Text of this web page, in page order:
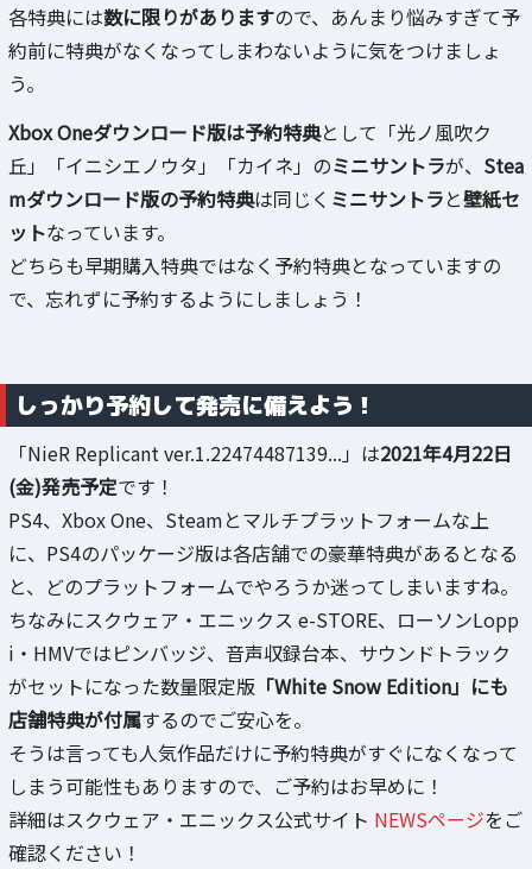
各特典には数に限りがありますので、あんまり悩みすぎて予
約前に特典がなくなってしまわないように気をつけましょ
う。
Xbox Oneダウンロード版は予約特典として「光ノ風吹ク
丘」「イニシエノウタ」「カイネ」のミニサントラが、 Stea
mダウンロード版の予約特典は同じく ミニサントラと壁紙セ
ットなっています。
どちらも早期購入特典ではなく予約特典となっていますの
で、忘れずに予約するようにしましょう！
しっかり予約して発売に備えよう！
「NieR Replicant ver.1.22474487139...」は2021年4月22日
(金)発売予定です！
PS4、Xbox One、Steamとマルチプラットフォームな上
に、PS4のパッケージ版は各店舗での豪華特典があるとなる
と、どのプラットフォームでやろうか迷ってしまいますね。
ちなみにスクウェア・エニックス e-STORE、ローソンLopp
i・HMVではピンバッジ、音声収録台本、サウンドトラック
がセットになった数量限定版 「White Snow Edition」にも
店舗特典が付属するのでご安心を。
そうは言っても人気作品だけに予約特典がすぐになくなって
しまう可能性もありますので、ご予約はお早めに！
詳細はスクウェア・エニックス公式サイト NEWSページをご
確認ください！